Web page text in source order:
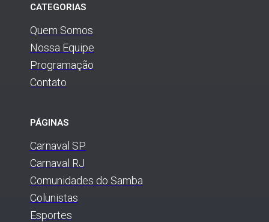
CATEGORIAS
Quem Somos
Nossa Equipe
Programação
Contato
PÁGINAS
Carnaval SP
Carnaval RJ
Comunidades do Samba
Colunistas
Esportes